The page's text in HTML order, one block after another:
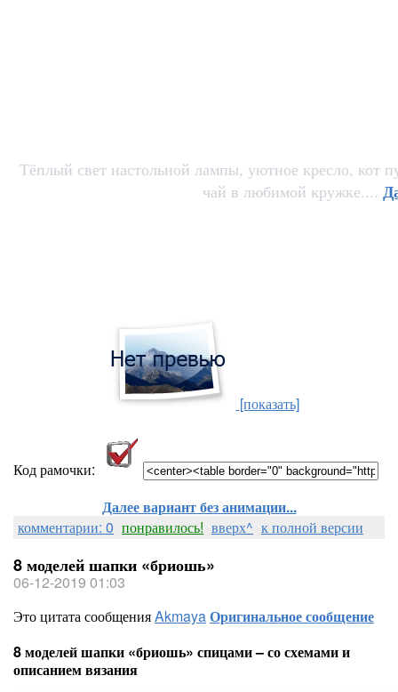
Тёплый свет настольной лампы, уютное кресло, кот
чай в любимой кружке....
[показать]
Код рамочки:
Далее вариант без анимации...
комментарии: 0 понравилось! вверх^ к полной версии
8 моделей шапки «бриошь»
06-12-2019 01:03
Это цитата сообщенияAkmayaОригинальное сообщение
8 моделей шапки «бриошь» спицами – со схемами и
описанием вязания